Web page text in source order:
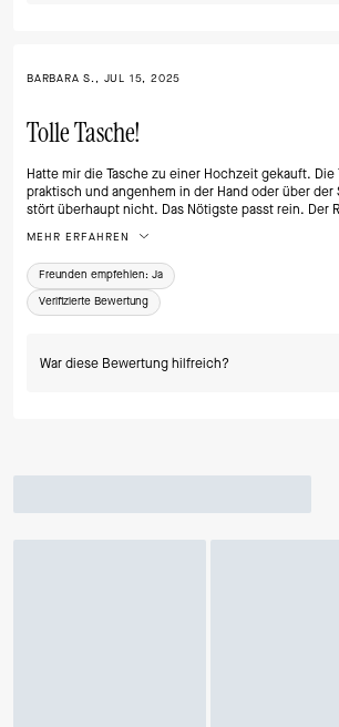
BARBARA S., JUL 15, 2025
Tolle Tasche!
Hatte mir die Tasche zu einer Hochzeit gekauft. Die
praktisch und angenhem in der Hand oder über der
stört überhaupt nicht. Das Nötigste passt rein. Der
MEHR ERFAHREN
Freunden empfehlen: Ja
Verifizierte Bewertung
War diese Bewertung hilfreich?